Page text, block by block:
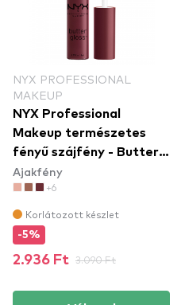
NYX PROFESSIONAL
MAKEUP
NYX Professional
Makeup természetes
fényű szájfény - Butter
Gloss – Devil's Food
Cake (BLG22)
Ajakfény
+6
Korlátozott készlet
-5%
2.936 Ft 3.090 Ft